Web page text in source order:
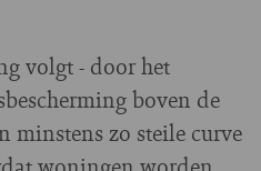
volgt - door het
boven de
minstens zo steile curve